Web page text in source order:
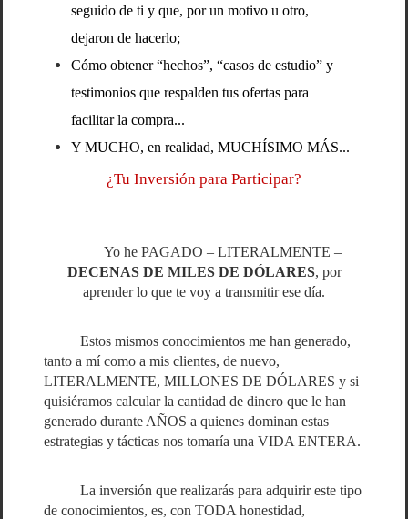
seguido de ti y que, por un motivo u otro,
dejaron de hacerlo;
Cómo obtener “hechos”, “casos de estudio” y
testimonios que respalden tus ofertas para
facilitar la compra...
Y MUCHO, en realidad, MUCHÍSIMO MÁS...
¿Tu Inversión para Participar?
Yo he PAGADO – LITERALMENTE –
DECENAS DE MILES DE DÓLARES, por
aprender lo que te voy a transmitir ese día.
Estos mismos conocimientos me han generado,
tanto a mí como a mis clientes, de nuevo,
LITERALMENTE, MILLONES DE DÓLARES y si
quisiéramos calcular la cantidad de dinero que le han
generado durante AÑOS a quienes dominan estas
estrategias y tácticas nos tomaría una VIDA ENTERA.
La inversión que realizarás para adquirir este tipo
de conocimientos, es, con TODA honestidad,